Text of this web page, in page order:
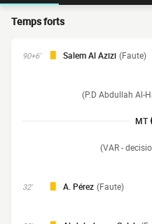
Temps forts
90+6' Salem Al Azizi (Faute)
(P.D Abdullah Al-
MT
(VAR -
32' A. Pérez (Faute)